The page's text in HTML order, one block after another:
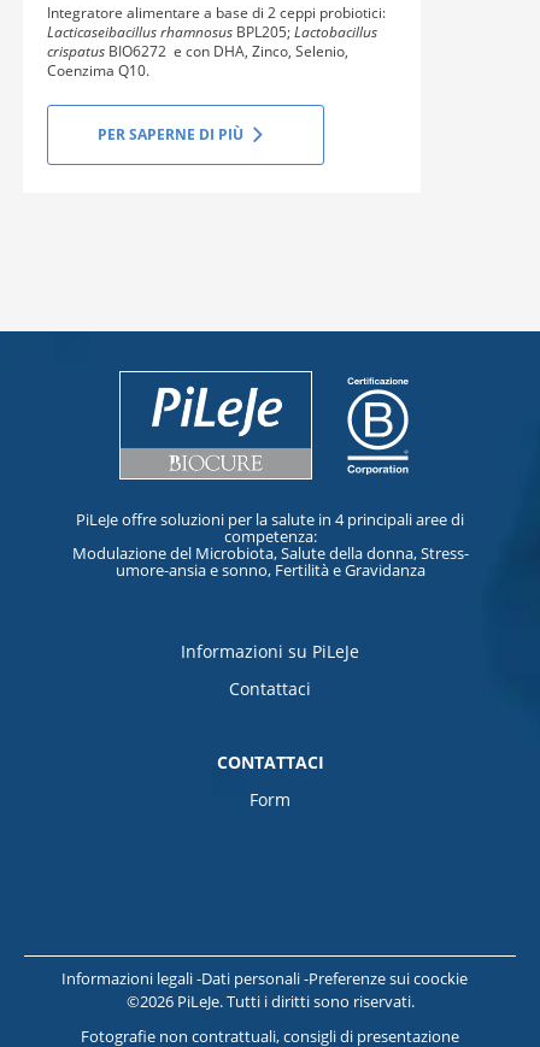
Integratore alimentare a base di 2 ceppi probiotici:
Lacticaseibacillus rhamnosusBPL205;Lactobacillus
crispatusBIO6272 e con DHA, Zinco, Selenio,
Coenzima Q10.
PER SAPERNE DI PIÙ
PiLeJe offre soluzioni per la salute in 4 principali aree di
competenza:
Modulazione del Microbiota, Salute della donna, Stress-
umore-ansia e sonno, Fertilità e Gravidanza
Informazioni su PiLeJe
Contattaci
CONTATTACI
Form
Informazioni legali Dati personali Preferenze sui coockie
©2026 PiLeJe. Tutti i diritti sono riservati.
Fotografie non contrattuali, consigli di presentazione